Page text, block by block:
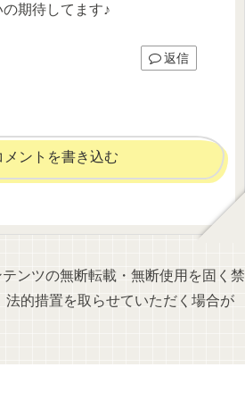
期待してます♪
返信
メントを書き込む
ンツの無断転載・無断使用を固く禁
法的措置を取らせていただく場合が